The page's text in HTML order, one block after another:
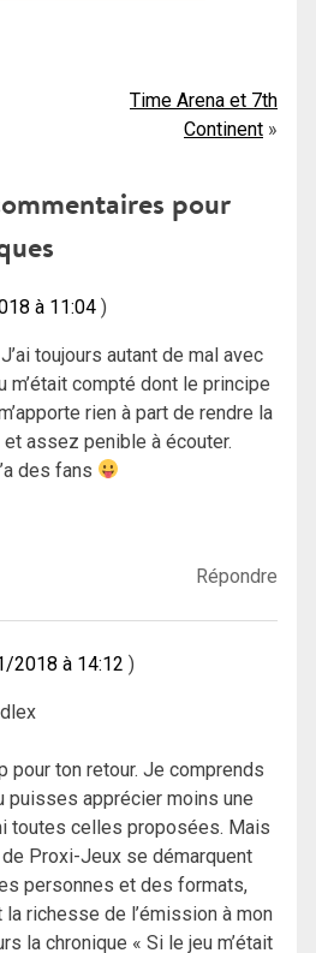
Time Arena et 7th
Continent
pour
à 11:04
toujours autant de mal avec
m’était compté dont le principe
rien à part de rendre la
assez penible à écouter.
des fans
Répondre
2018 à 14:12
pour ton retour. Je comprends
puisses apprécier moins une
toutes celles proposées. Mais
Proxi-Jeux se démarquent
personnes et des formats,
la richesse de l’émission à mon
la chronique « Si le jeu m’était